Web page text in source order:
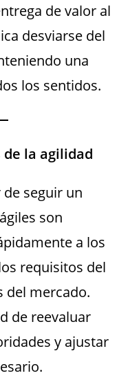
de valor al
desviarse del
una
los sentidos.
la agilidad
de seguir un
son
a los
requisitos del
del mercado.
de reevaluar
y ajustar